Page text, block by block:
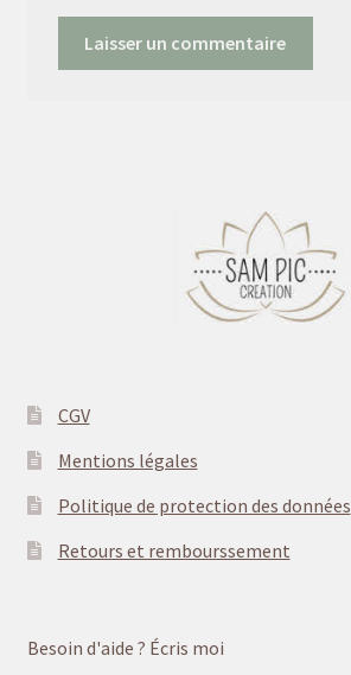
CGV
Mentions légales
Politique de protection des données
Retours et rembourssement
Besoin d'aide ? Écris moi